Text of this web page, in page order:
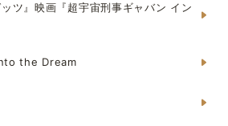
ツ』映画『超宇宙刑事ギャバン イン
the Dream